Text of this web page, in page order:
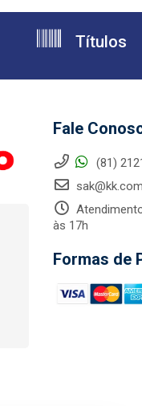
Títulos
Fale
(81)
às 17h
Formas de